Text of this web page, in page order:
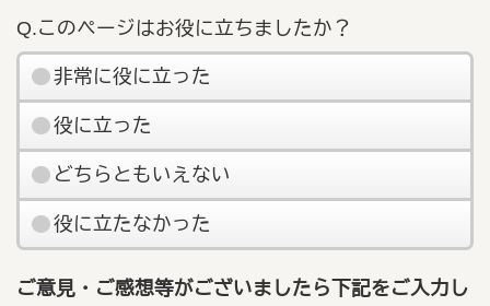
Q.このページはお役に立ちましたか？
非常に役に立った
役に立った
どちらともいえない
役に立たなかった
ご意見・ご感想等がございましたら下記をご入力し